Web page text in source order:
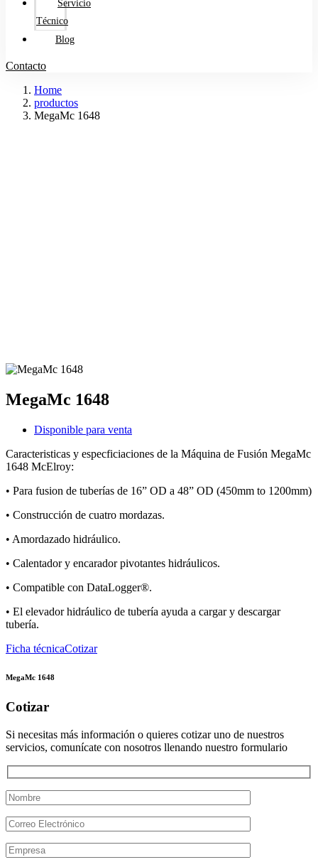
Servicio
Técnico
Blog
Contacto
Home
productos
MegaMc 1648
MegaMc 1648
Disponible para venta
Caracteristicas y especficiaciones de la Máquina de Fusión MegaMc
1648 McElroy:
• Para fusion de tuberías de 16” OD a 48” OD (450mm to 1200mm)
• Construcción de cuatro mordazas.
• Amordazado hidráulico.
• Calentador y encarador pivotantes hidráulicos.
• Compatible con DataLogger®.
• El elevador hidráulico de tubería ayuda a cargar y descargar
tubería.
Ficha técnicaCotizar
MegaMc 1648
Cotizar
Si necesitas más información o quieres cotizar uno de nuestros
servicios, comunícate con nosotros llenando nuestro formulario